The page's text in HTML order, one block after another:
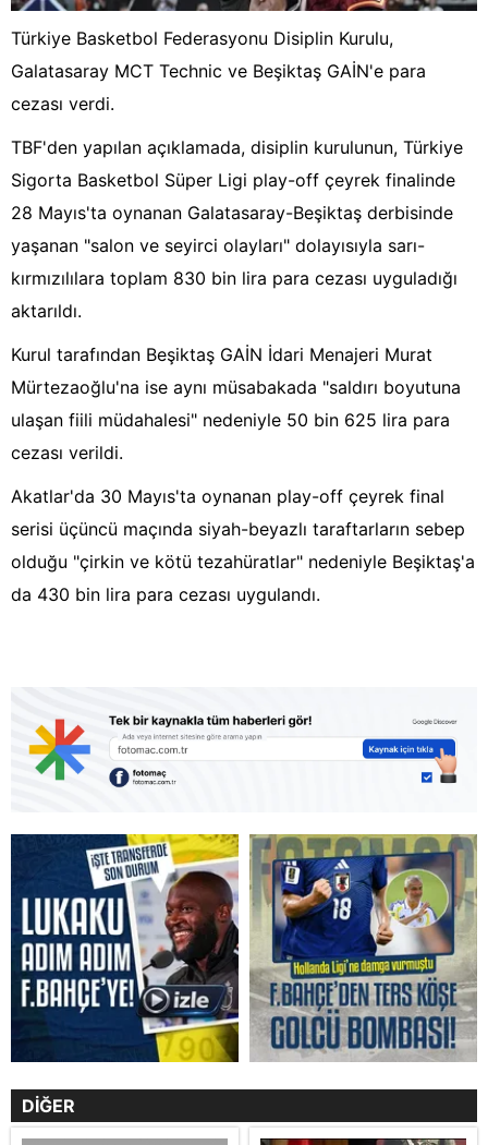
Türkiye Basketbol Federasyonu Disiplin Kurulu,
Galatasaray MCT Technic ve Beşiktaş GAİN'e para
cezası verdi.
TBF'den yapılan açıklamada, disiplin kurulunun, Türkiye
Sigorta Basketbol Süper Ligi play-off çeyrek finalinde
28 Mayıs'ta oynanan Galatasaray-Beşiktaş derbisinde
yaşanan "salon ve seyirci olayları" dolayısıyla sarı-
kırmızılılara toplam 830 bin lira para cezası uyguladığı
aktarıldı.
Kurul tarafından Beşiktaş GAİN İdari Menajeri Murat
Mürtezaoğlu'na ise aynı müsabakada "saldırı boyutuna
ulaşan fiili müdahalesi" nedeniyle 50 bin 625 lira para
cezası verildi.
Akatlar'da 30 Mayıs'ta oynanan play-off çeyrek final
serisi üçüncü maçında siyah-beyazlı taraftarların sebep
olduğu "çirkin ve kötü tezahüratlar" nedeniyle Beşiktaş'a
da 430 bin lira para cezası uygulandı.
DİĞER